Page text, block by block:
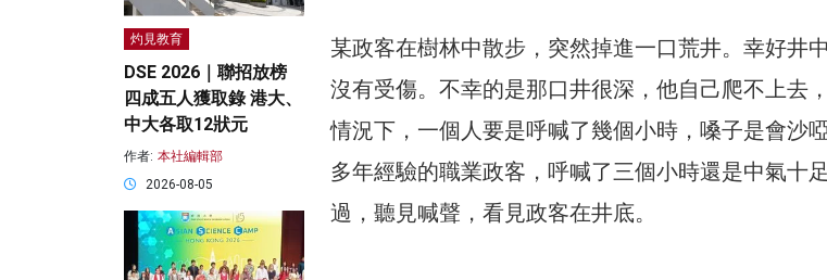
某政客在樹林中散步，突然掉進一口荒井。幸好井
沒有受傷。不幸的是那口井很深，他自己爬不上去
情況下，一個人要是呼喊了幾個小時，嗓子是會沙
多年經驗的職業政客，呼喊了三個小時還是中氣十
過，聽見喊聲，看見政客在井底。
灼見教育
DSE 2026｜聯招放榜
四成五人獲取錄 港大、
中大各取12狀元
作者: 本社編輯部
2026-08-05